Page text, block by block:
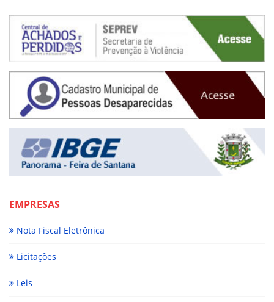
EMPRESAS
Nota Fiscal Eletrônica
Licitações
Leis